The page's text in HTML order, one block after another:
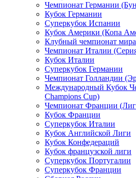
Чемпионат Германии
Кубок Германии
Суперкубок Испании
Кубок Америки (Копа
Клубный чемпионат мира
Чемпионат Италии
Кубок Италии
Суперкубок Германии
Чемпионат Голландии
Международный Кубок
Champions Cup)
Чемпионат Франции
Кубок Франции
Суперкубок Италии
Кубок Английской Лиги
Кубок Конфедераций
Кубок французской лиги
Суперкубок Португалии
Суперкубок Франции